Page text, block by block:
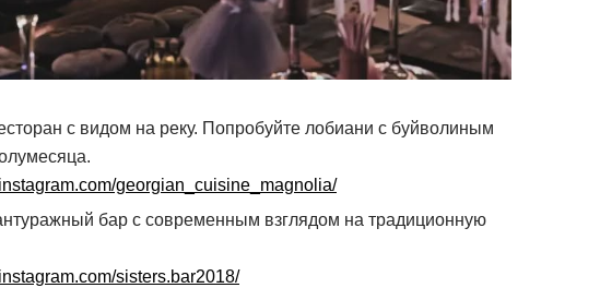
с видом на реку. Попробуйте лобиани с буйволиным
georgian_cuisine_magnolia/
бар с современным взглядом на традиционную
sisters.bar2018/